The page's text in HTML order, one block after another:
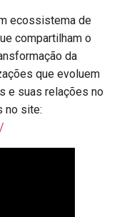
ecossistema de
compartilham o
da
que evoluem
e suas relações no
no site: